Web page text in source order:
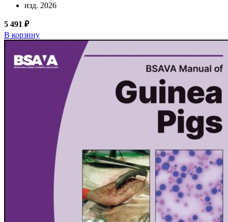
изд. 2026
5 491 ₽
В корзину